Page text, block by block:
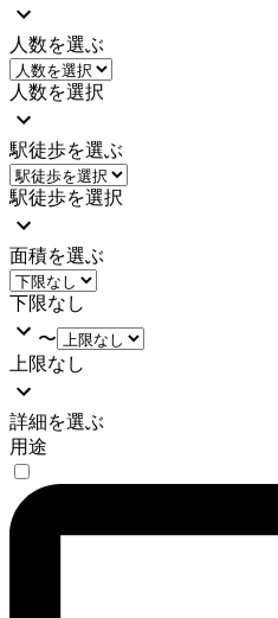
人数を選ぶ
人数を選択
駅徒歩を選ぶ
駅徒歩を選択
面積を選ぶ
下限なし
〜
上限なし
詳細を選ぶ
用途